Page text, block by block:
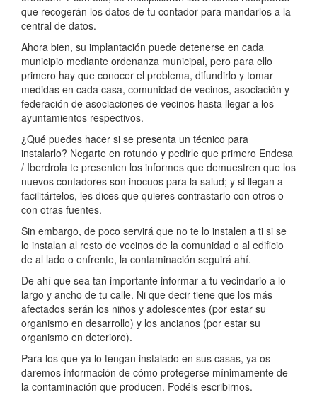
que recogerán los datos de tu contador para mandarlos a la
central de datos.
Ahora bien, su implantación puede detenerse en cada
municipio mediante ordenanza municipal, pero para ello
primero hay que conocer el problema, difundirlo y tomar
medidas en cada casa, comunidad de vecinos, asociación y
federación de asociaciones de vecinos hasta llegar a los
ayuntamientos respectivos.
¿Qué puedes hacer si se presenta un técnico para
instalarlo? Negarte en rotundo y pedirle que primero Endesa
/ Iberdrola te presenten los informes que demuestren que los
nuevos contadores son inocuos para la salud; y si llegan a
facilitártelos, les dices que quieres contrastarlo con otros o
con otras fuentes.
Sin embargo, de poco servirá que no te lo instalen a ti si se
lo instalan al resto de vecinos de la comunidad o al edificio
de al lado o enfrente, la contaminación seguirá ahí.
De ahí que sea tan importante informar a tu vecindario a lo
largo y ancho de tu calle. Ni que decir tiene que los más
afectados serán los niños y adolescentes (por estar su
organismo en desarrollo) y los ancianos (por estar su
organismo en deterioro).
Para los que ya lo tengan instalado en sus casas, ya os
daremos información de cómo protegerse mínimamente de
la contaminación que producen. Podéis escribirnos.